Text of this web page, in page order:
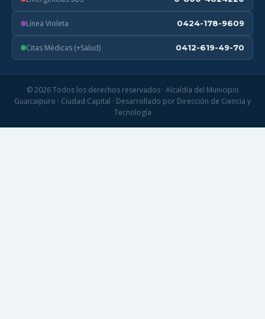
Línea Violeta 0424-178-9609
Citas Médicas (+Salud) 0412-619-49-70
© 2026 Todos los derechos reservados · Alcaldía del Municipio
Guaicaipuro · Ciudad Capital · Desarrollado por Dirección de Ciencia y
Tecnología